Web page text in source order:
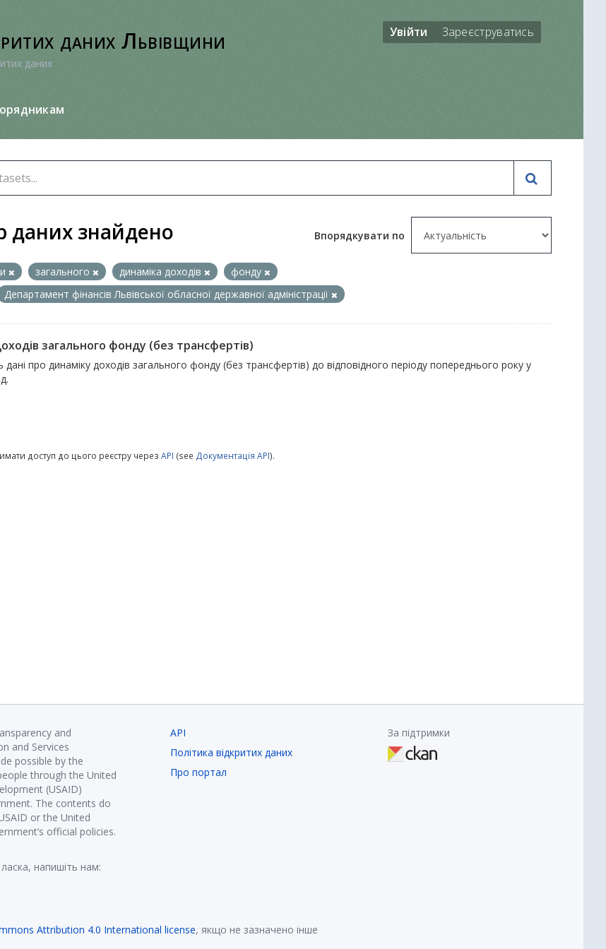
даних Львівщини
даних
Увійти Зареєструватись
Впорядкувати по
даних знайдено
загального динаміка доходів
фонду
Департамент фінансів Львівської обласної державної адміністрації
загального фонду (без трансфертів)
дані про динаміку доходів загального фонду (без трансфертів) до відповідного періоду попереднього року у
доступ до цього реєстру через API (see Документація API).
and
and Services
possible by the
through the United
(USAID)
The contents do
or the United
official policies.
напишіть нам:
API
Політика відкритих даних
Про портал
За підтримки
Attribution 4.0 International license, якщо не зазначено інше